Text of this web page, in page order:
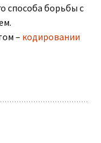
способа борьбы с
– кодировании